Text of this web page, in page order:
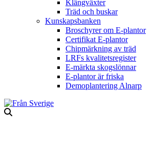
Klängväxter
Träd och buskar
Kunskapsbanken
Broschyrer om E-plantor
Certifikat E-plantor
Chipmärkning av träd
LRFs kvalitetsregister
E-märkta skogslönnar
E-plantor är friska
Demoplantering Alnarp